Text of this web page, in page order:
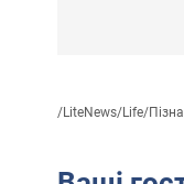
/LiteNews/Life/